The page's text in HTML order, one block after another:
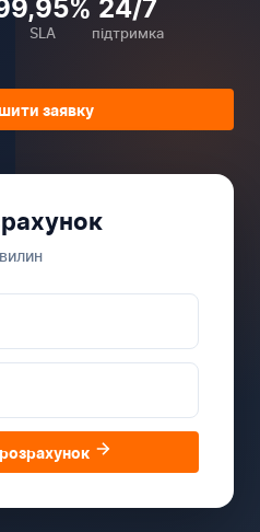
SLA
24/7
підтримка
заявку